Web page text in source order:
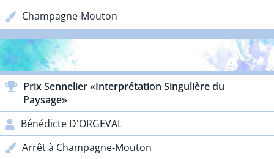
Champagne-Mouton
Prix Sennelier «Interprétation Singulière du
Paysage»
Bénédicte D'ORGEVAL
Arrêt à Champagne-Mouton